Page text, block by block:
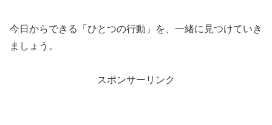
今日からできる「ひとつの行動」を、一緒に見つけていき
ましょう。
スポンサーリンク